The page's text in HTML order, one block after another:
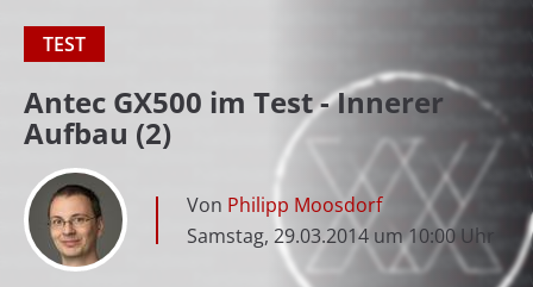
TEST
Antec GX500 im Test - Innerer
Aufbau (2)
Von Philipp Moosdorf
Samstag, 29.03.2014 um 10:00 Uhr